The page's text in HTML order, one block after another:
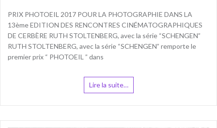
PRIX PHOTOEIL 2017 POUR LA PHOTOGRAPHIE DANS LA
13ème EDITION DES RENCONTRES CINÉMATOGRAPHIQUES
DE CERBÈRE RUTH STOLTENBERG, avec la série “SCHENGEN”
RUTH STOLTENBERG, avec la série “SCHENGEN” remporte le
premier prix “ PHOTOEIL ” dans
Lire la suite…